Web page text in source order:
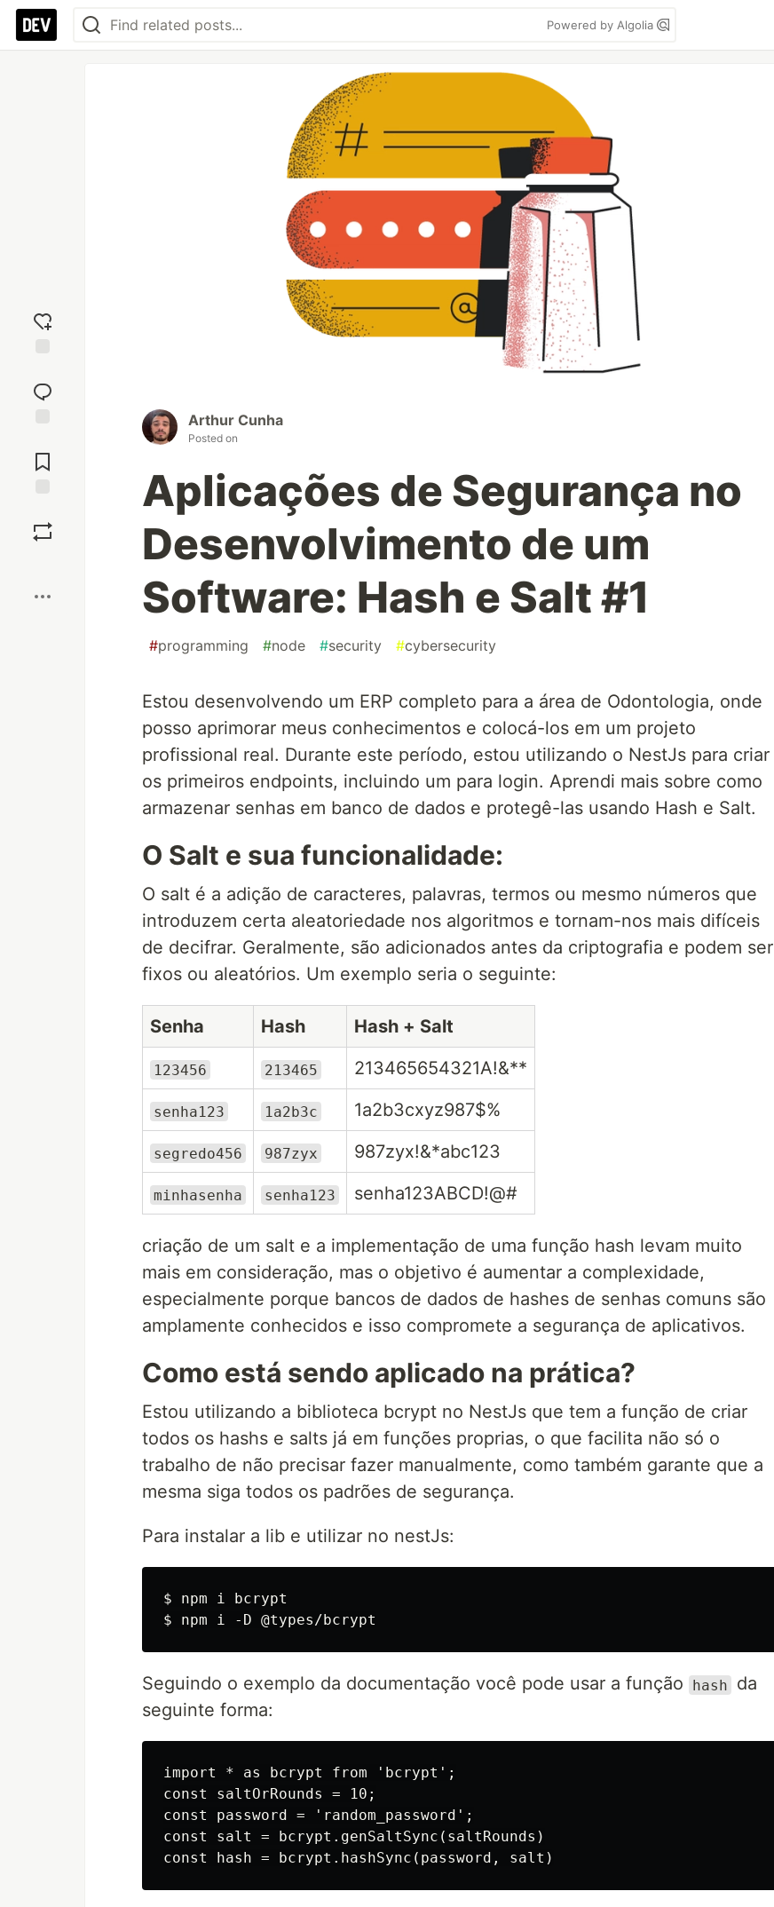
Powered by Algolia
reaction
Comments
Arthur Cunha
Posted on
Aplicações de Segurança no
Desenvolvimento de um
Software: Hash e Salt #1
#programming #node #security #cybersecurity
Estou desenvolvendo um ERP completo para a área de Odontologia, onde
posso aprimorar meus conhecimentos e colocá-los em um projeto
profissional real. Durante este período, estou utilizando o NestJs para criar
os primeiros endpoints, incluindo um para login. Aprendi mais sobre como
armazenar senhas em banco de dados e protegê-las usando Hash e Salt.
O Salt e sua funcionalidade:
O salt é a adição de caracteres, palavras, termos ou mesmo números que
introduzem certa aleatoriedade nos algoritmos e tornam-nos mais difíceis
de decifrar. Geralmente, são adicionados antes da criptografia e podem ser
fixos ou aleatórios. Um exemplo seria o seguinte:
Senha Hash Hash + Salt
123456 213465 213465654321A!&**
senha123 1a2b3c 1a2b3cxyz987$%
segredo456 987zyx 987zyx!&*abc123
minhasenha senha123 senha123ABCD!@#
criação de um salt e a implementação de uma função hash levam muito
mais em consideração, mas o objetivo é aumentar a complexidade,
especialmente porque bancos de dados de hashes de senhas comuns são
amplamente conhecidos e isso compromete a segurança de aplicativos.
Como está sendo aplicado na prática?
Estou utilizando a biblioteca bcrypt no NestJs que tem a função de criar
todos os hashs e salts já em funções proprias, o que facilita não só o
trabalho de não precisar fazer manualmente, como também garante que a
mesma siga todos os padrões de segurança.
Para instalar a lib e utilizar no nestJs:
$ npm i bcrypt
Seguindo o exemplo da documentação você pode usar a função hash
da
seguinte forma:
import * as bcrypt from 'bcrypt';
const saltOrRounds = 10;
const password = 'random_password';
const salt = bcrypt.genSaltSync(saltRounds)